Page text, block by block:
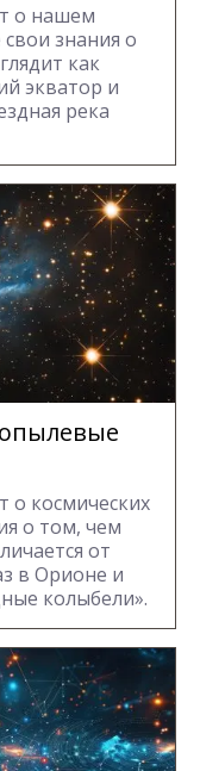
о нашем
знания о
как
экватор и
река
о космических
о том, чем
от
в Орионе и
колыбели».